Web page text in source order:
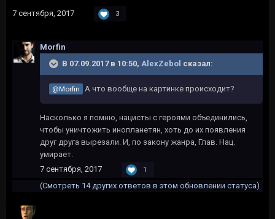
7 сентября, 2017 3
Morfin
В 07.09.2017 в 10:50, AlexZebol сказал:
@Morfin А что вообще на картинке происходит?
Насколько я помню, нацисты с героями объединились,
чтобы уничтожить инопланетян, хоть до их появления
друг друга вырезали. И, по закону жанра, Глав. Нац.
умирает.
7 сентября, 2017
1
(Смотреть 14 других ответов в этом обновлении статуса)